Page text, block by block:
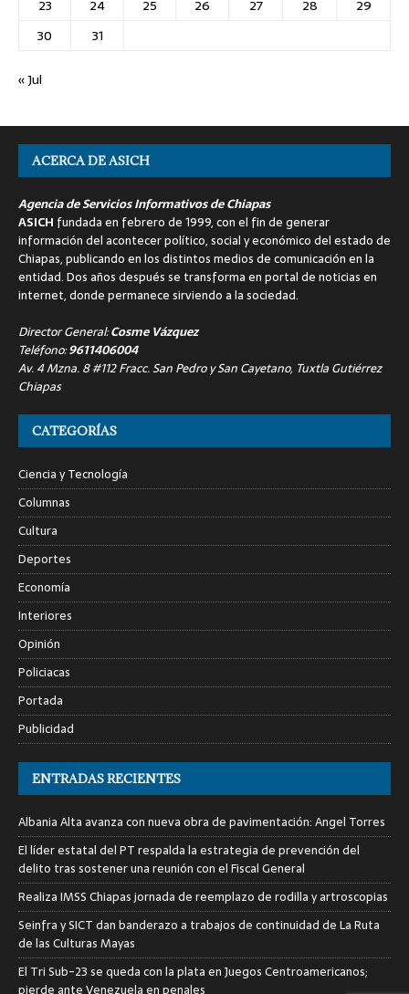
23
24 25 26 27 28
29
30
31
« Jul
ACERCA DE ASICH
Agencia de Servicios Informativos de Chiapas
ASICH fundada en febrero de 1999, con el fin de generar
información del acontecer político, social y económico del estado de
Chiapas, publicando en los distintos medios de comunicación en la
entidad. Dos años después se transforma en portal de noticias en
internet, donde permanece sirviendo a la sociedad.
Director General:Cosme Vázquez
Teléfono:9611406004
Av. 4 Mzna. 8 #112 Fracc. San Pedro y San Cayetano, Tuxtla Gutiérrez
Chiapas
CATEGORÍAS
Ciencia y Tecnología
Columnas
Cultura
Deportes
Economía
Interiores
Opinión
Policiacas
Portada
Publicidad
ENTRADAS RECIENTES
Albania Alta avanza con nueva obra de pavimentación: Angel Torres
El líder estatal del PT respalda la estrategia de prevención del
delito tras sostener una reunión con el Fiscal General
Realiza IMSS Chiapas jornada de reemplazo de rodilla y artroscopias
Seinfra y SICT dan banderazo a trabajos de continuidad de La Ruta
de las Culturas Mayas
El Tri Sub-23 se queda con la plata en Juegos Centroamericanos;
pierde ante Venezuela en penales